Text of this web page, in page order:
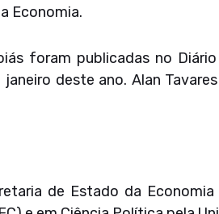
Economia.
foram publicadas no
deste ano. Alan
de Estado da